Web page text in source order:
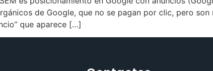
de Google, que no se pagan por clic, pero
que aparece […]